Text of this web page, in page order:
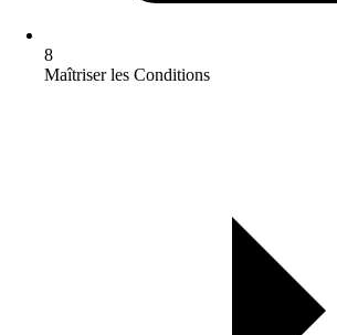
8
Maîtriser les Conditions